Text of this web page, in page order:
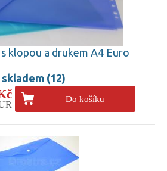
klopou a drukem A4 Euro
skladem (12)
Do košíku